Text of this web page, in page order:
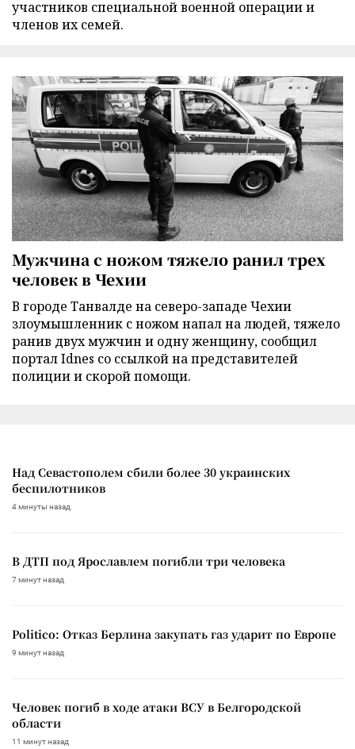
участников специальной военной операции и
членов их семей.
Мужчина с ножом тяжело ранил трех
человек в Чехии
В городе Танвалде на северо-западе Чехии
злоумышленник с ножом напал на людей, тяжело
ранив двух мужчин и одну женщину, сообщил
портал Idnes со ссылкой на представителей
полиции и скорой помощи.
Над Севастополем сбили более 30 украинских
беспилотников
4 минуты назад
В ДТП под Ярославлем погибли три человека
7 минут назад
Politico: Отказ Берлина закупать газ ударит по Европе
9 минут назад
Человек погиб в ходе атаки ВСУ в Белгородской
области
11 минут назад